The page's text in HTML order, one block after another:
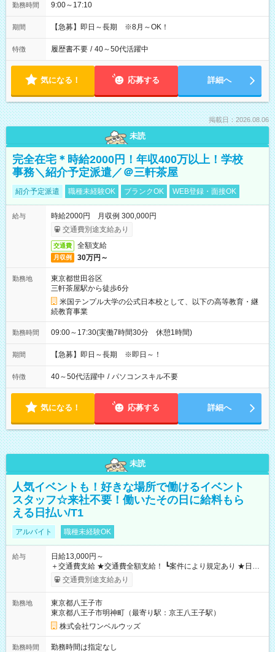
勤務時間 9:00～17:10
期間 【急募】即日～長期 ※8月～OK！
特徴 履歴書不要 / 40～50代活躍中
気になる！ 応募する 詳細へ
掲載日：2026.08.06
未読
完全在宅＊時給2000円！年収400万以上！学校
事務＼紹介予定派遣／＠三軒茶屋
紹介予定派遣 職種未経験OK ブランクOK WEB登録・面接OK
給与
時給2000円 月収例 300,000円
交通費別途支給あり
交通費 全額支給
月収例 30万円～
勤務地
東京都世田谷区
三軒茶屋駅から徒歩6分
米国テンプル大学の公式日本校として、以下の高等教育・継
続教育事業
勤務時間 09:00～17:30(実働7時間30分 休憩1時間)
期間 【急募】即日～長期 ※即日～！
特徴 40～50代活躍中 / パソコンスキル不要
気になる！ 応募する 詳細へ
未読
人気イベントも！好きな場所で働けるイベント
スタッフ☆来社不要！働いたその日に給料もら
える日払い/T1
アルバイト 職種未経験OK
給与
日給13,000円～
＋交通費支給 ★交通費全額支給！ ┗案件により規定あり ★日払
いOK！（規定あり） ┗働いたその日に現金GET♪ お仕事後はコ
ンビニATMから 日払い分を引き落とせます！ 【試用期間】試
交通費別途支給あり
勤務地
東京都八王子市
東京都八王子市明神町（最寄り駅：京王八王子駅）
株式会社ワンベルウッズ
勤務時間
勤務時間は指定なし